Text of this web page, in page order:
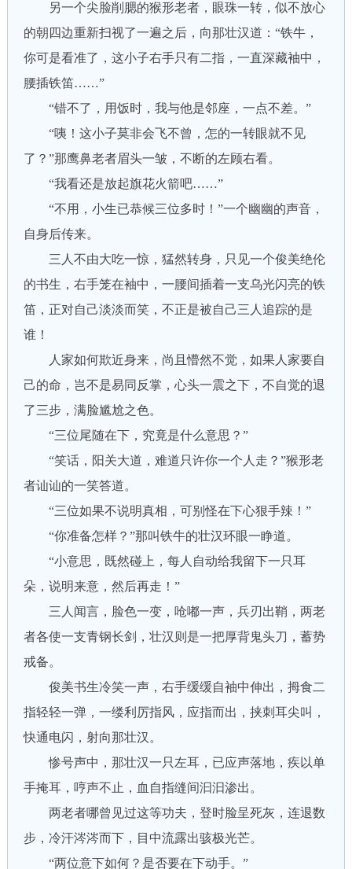
另一个尖脸削腮的猴形老者，眼珠一转，似不放心
的朝四边重新扫视了一遍之后，向那壮汉道：“铁牛，
你可是看准了，这小子右手只有二指，一直深藏袖中，
腰插铁笛……”
“错不了，用饭时，我与他是邻座，一点不差。”
“咦！这小子莫非会飞不曾，怎的一转眼就不见
了？”那鹰鼻老者眉头一皱，不断的左顾右看。
“我看还是放起旗花火箭吧……”
“不用，小生已恭候三位多时！”一个幽幽的声音，
自身后传来。
三人不由大吃一惊，猛然转身，只见一个俊美绝伦
的书生，右手笼在袖中，一腰间插着一支乌光闪亮的铁
笛，正对自己淡淡而笑，不正是被自己三人追踪的是
谁！
人家如何欺近身来，尚且懵然不觉，如果人家要自
己的命，岂不是易同反掌，心头一震之下，不自觉的退
了三步，满脸尴尬之色。
“三位尾随在下，究竟是什么意思？”
“笑话，阳关大道，难道只许你一个人走？”猴形老
者讪讪的一笑答道。
“三位如果不说明真相，可别怪在下心狠手辣！”
“你准备怎样？”那叫铁牛的壮汉环眼一睁道。
“小意思，既然碰上，每人自动给我留下一只耳
朵，说明来意，然后再走！”
三人闻言，脸色一变，呛嘟一声，兵刃出鞘，两老
者各使一支青钢长剑，壮汉则是一把厚背鬼头刀，蓄势
戒备。
俊美书生冷笑一声，右手缓缓自袖中伸出，拇食二
指轻轻一弹，一缕利厉指风，应指而出，挟刺耳尖叫，
快通电闪，射向那壮汉。
惨号声中，那壮汉一只左耳，已应声落地，疾以单
手掩耳，哼声不止，血自指缝间汩汩渗出。
两老者哪曾见过这等功夫，登时脸呈死灰，连退数
步，冷汗涔涔而下，目中流露出骇极光芒。
“两位意下如何？是否要在下动手。”